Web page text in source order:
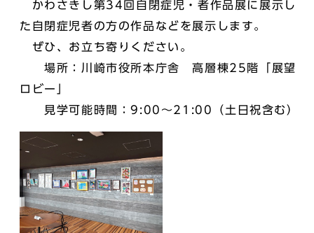
かわさきし第34回自閉症児・者作品展に展示し
た自閉症児者の方の作品などを展示します。
ぜひ、お立ち寄りください。
場所：川崎市役所本庁舎 高層棟25階「展望
ロビー」
見学可能時間：9:00～21:00（土日祝含む）